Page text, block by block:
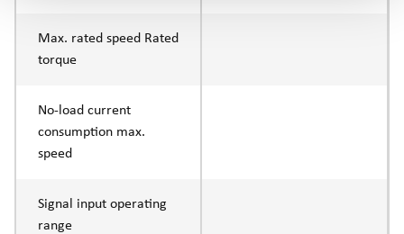
Max. rated speed Rated
torque
No-load current
consumption max.
speed
Signal input operating
range